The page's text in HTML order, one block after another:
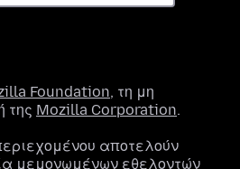
Foundation, τη μη
της Mozilla Corporation.
αποτελούν
μεμονωμένων εθελοντών